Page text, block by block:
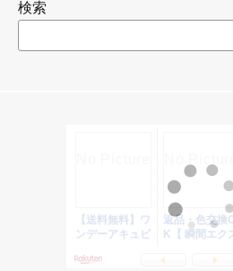
シ
検索